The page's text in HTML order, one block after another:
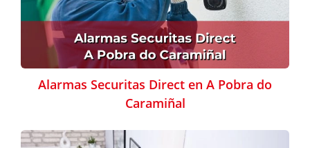
Alarmas Securitas Direct en A Pobra do
Caramiñal